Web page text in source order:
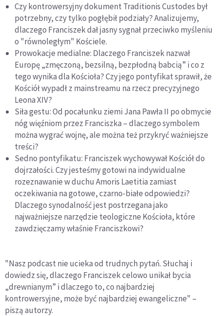
Czy kontrowersyjny dokument Traditionis Custodes był
potrzebny, czy tylko pogłębił podziały? Analizujemy,
dlaczego Franciszek dał jasny sygnał przeciwko myśleniu
o "równoległym" Kościele.
Prowokacje medialne: Dlaczego Franciszek nazwał
Europę „zmęczoną, bezsilną, bezpłodną babcią” i co z
tego wynika dla Kościoła? Czy jego pontyfikat sprawił, że
Kościół wypadł z mainstreamu na rzecz precyzyjnego
Leona XIV?
Siła gestu: Od pocałunku ziemi Jana Pawła II po obmycie
nóg więźniom przez Franciszka – dlaczego symbolem
można wygrać wojnę, ale można też przykryć ważniejsze
treści?
Sedno pontyfikatu: Franciszek wychowywał Kościół do
dojrzałości. Czy jesteśmy gotowi na indywidualne
rozeznawanie w duchu Amoris Laetitia zamiast
oczekiwania na gotowe, czarno-białe odpowiedzi?
Dlaczego synodalność jest postrzegana jako
najważniejsze narzędzie teologiczne Kościoła, które
zawdzięczamy właśnie Franciszkowi?
"Nasz podcast nie ucieka od trudnych pytań. Słuchaj i
dowiedz się, dlaczego Franciszek celowo unikał bycia
„drewnianym” i dlaczego to, co najbardziej
kontrowersyjne, może być najbardziej ewangeliczne" –
piszą autorzy.